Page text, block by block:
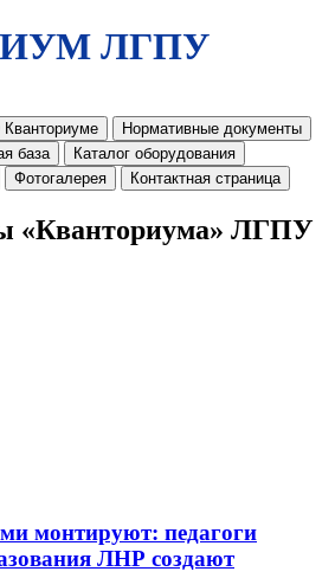
ЛГПУ
Нормативные документы
база
Каталог оборудования
Фотогалерея Контактная страница
«Кванториума» ЛГПУ
монтируют: педагоги
ЛНР создают